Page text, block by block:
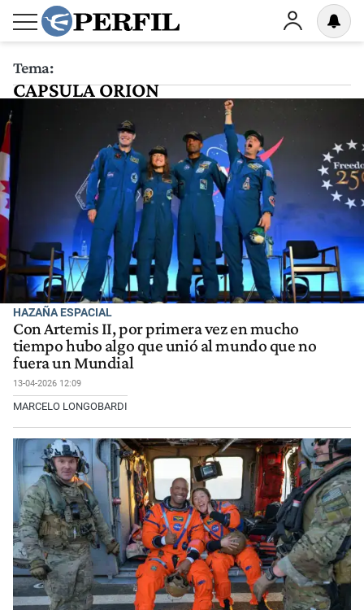
Tema:
CAPSULA ORION
HAZAÑA ESPACIAL
Con Artemis II, por primera vez en mucho
tiempo hubo algo que unió al mundo que no
fuera un Mundial
13-04-2026 12:09
MARCELO LONGOBARDI